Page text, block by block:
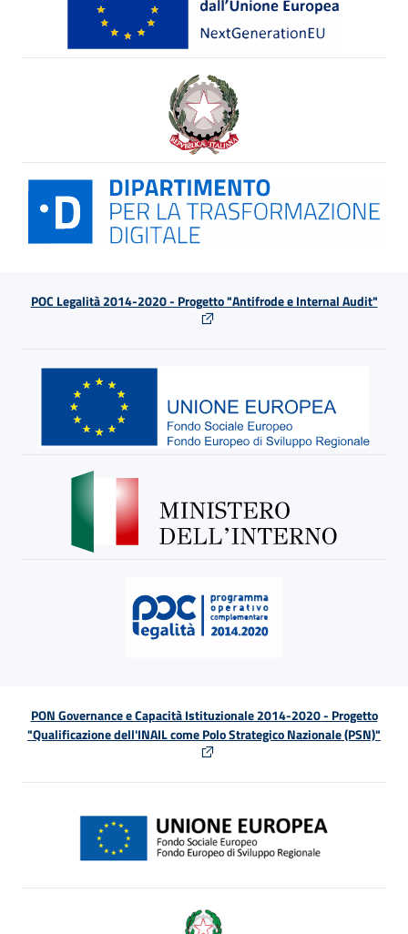
POC Legalità 2014-2020 - Progetto "Antifrode e Internal Audit"
PON Governance e Capacità Istituzionale 2014-2020 - Progetto
"Qualificazione dell'INAIL come Polo Strategico Nazionale (PSN)"